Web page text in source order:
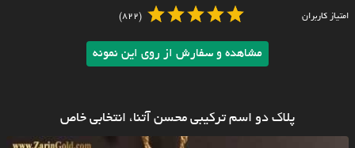
امتیاز کاربران (822)
مشاهده و سفارش از روی این نمونه
پلاک دو اسم ترکیبی محسن آتنا، انتخابی خاص